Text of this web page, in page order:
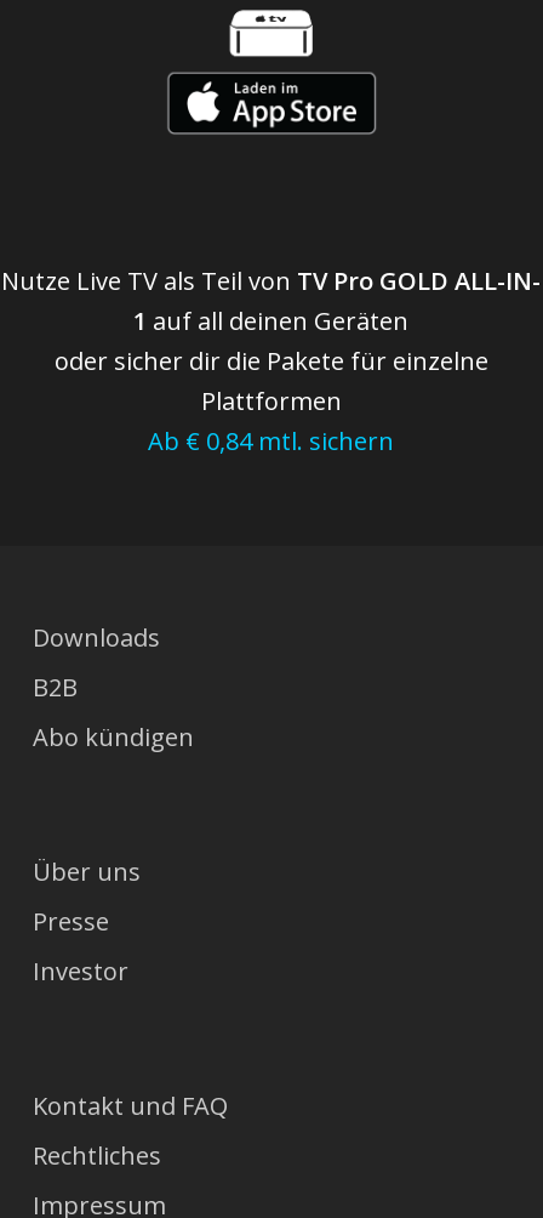
Nutze Live TV als Teil von TV Pro GOLD ALL-IN-
1 auf all deinen Geräten
oder sicher dir die Pakete für einzelne
Plattformen
Ab € 0,84 mtl. sichern
Downloads
B2B
Abo kündigen
Über uns
Presse
Investor
Kontakt und FAQ
Rechtliches
Impressum